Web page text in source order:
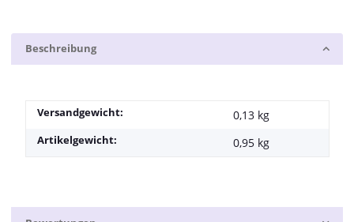
Beschreibung
Versandgewicht: 0,13 kg
Artikelgewicht: 0,95 kg